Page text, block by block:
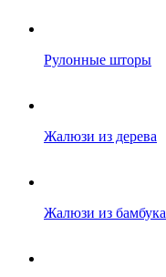
Рулонные шторы
Жалюзи из дерева
Жалюзи из бамбука